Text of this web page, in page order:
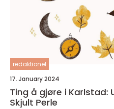
redaktionel
17. January 2024
Ting å gjøre i Karlstad:
Skjult Perle